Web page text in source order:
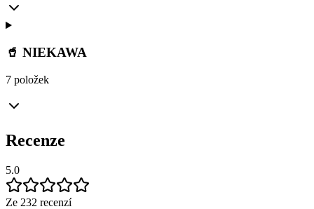
🥤 NIEKAWA
7 položek
Recenze
5.0
Ze 232 recenzí